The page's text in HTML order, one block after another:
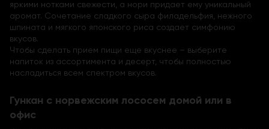
яркими нотками свежести, а нори придает ему уникальный
аромат. Сочетание сладкого сыра филадельфия, нежного
шпината и мягкого японского риса создает симфонию
вкусов.
Чтобы сделать прием пищи еще вкуснее – выберите
напиток из ассортимента и десерт, чтобы полностью
насладиться всем спектром вкусов.
Гункан с норвежским лососем домой или в
офис